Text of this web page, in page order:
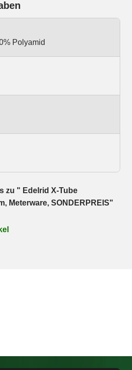
Polyamid
zu " Edelrid X-Tube
Meterware, SONDERPREIS"